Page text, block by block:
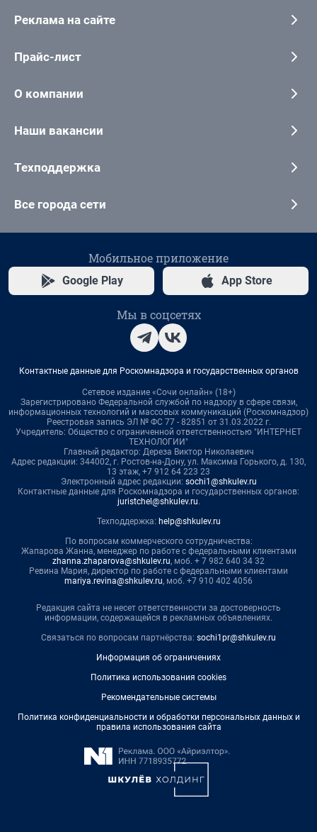
Реклама на сайте
Прайс-лист
О компании
Наши вакансии
Техподдержка
Все города сети
Мобильное приложение
Google Play App Store
Мы в соцсетях
Контактные данные для Роскомнадзора и государственных органов
Сетевое издание «Сочи онлайн» (18+)
Зарегистрировано Федеральной службой по надзору в сфере связи,
информационных технологий и массовых коммуникаций (Роскомнадзор)
Реестровая запись ЭЛ № ФС 77 - 82851 от 31.03.2022 г.
Учредитель: Общество с ограниченной ответственностью "ИНТЕРНЕТ
ТЕХНОЛОГИИ"
Главный редактор: Дереза Виктор Николаевич
Адрес редакции: 344002, г. Ростов-на-Дону, ул. Максима Горького, д. 130,
13 этаж, +7 912 64 223 23
Электронный адрес редакции: sochi1@shkulev.ru
Контактные данные для Роскомнадзора и государственных органов:
juristchel@shkulev.ru.
Техподдержка: help@shkulev.ru
По вопросам коммерческого сотрудничества:
Жапарова Жанна, менеджер по работе с федеральными клиентами
zhanna.zhaparova@shkulev.ru, моб. + 7 982 640 34 32
Ревина Мария, директор по работе с федеральными клиентами
mariya.revina@shkulev.ru, моб. +7 910 402 4056
Редакция сайта не несет ответственности за достоверность
информации, содержащейся в рекламных объявлениях.
Связаться по вопросам партнёрства: sochi1pr@shkulev.ru
Информация об ограничениях
Политика использования cookies
Рекомендательные системы
Политика конфиденциальности и обработки персональных данных и
правила использования сайта